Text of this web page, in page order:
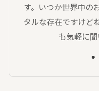
す。いつか世界中の
タルな存在ですけど
も気軽に